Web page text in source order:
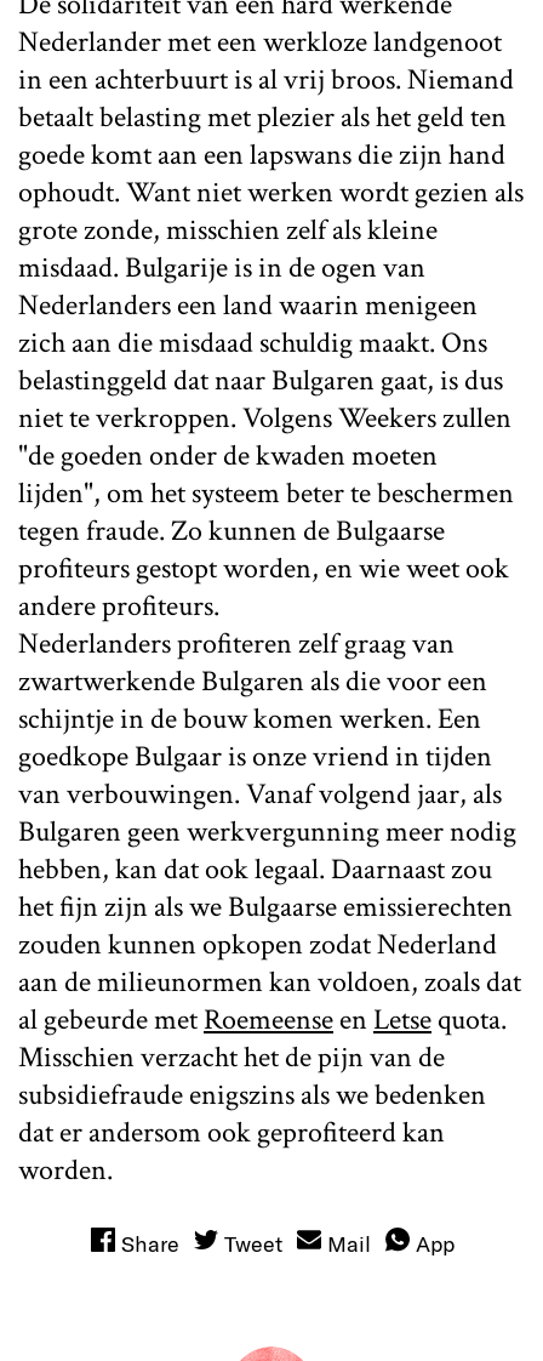
Nederlander met een werkloze landgenoot
in een achterbuurt is al vrij broos. Niemand
betaalt belasting met plezier als het geld ten
goede komt aan een lapswans die zijn hand
ophoudt. Want niet werken wordt gezien als
grote zonde, misschien zelf als kleine
misdaad. Bulgarije is in de ogen van
Nederlanders een land waarin menigeen
zich aan die misdaad schuldig maakt. Ons
belastinggeld dat naar Bulgaren gaat, is dus
niet te verkroppen. Volgens Weekers zullen
"de goeden onder de kwaden moeten
lijden", om het systeem beter te beschermen
tegen fraude. Zo kunnen de Bulgaarse
profiteurs gestopt worden, en wie weet ook
andere profiteurs.
Nederlanders profiteren zelf graag van
zwartwerkende Bulgaren als die voor een
schijntje in de bouw komen werken. Een
goedkope Bulgaar is onze vriend in tijden
van verbouwingen. Vanaf volgend jaar, als
Bulgaren geen werkvergunning meer nodig
hebben, kan dat ook legaal. Daarnaast zou
het fijn zijn als we Bulgaarse emissierechten
zouden kunnen opkopen zodat Nederland
aan de milieunormen kan voldoen, zoals dat
al gebeurde metRoemeenseenLetsequota.
Misschien verzacht het de pijn van de
subsidiefraude enigszins als we bedenken
dat er andersom ook geprofiteerd kan
worden.
Share Tweet Mail App